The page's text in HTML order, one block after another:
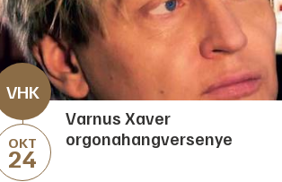
OKT
24
Varnus Xaver
orgonahangversenye